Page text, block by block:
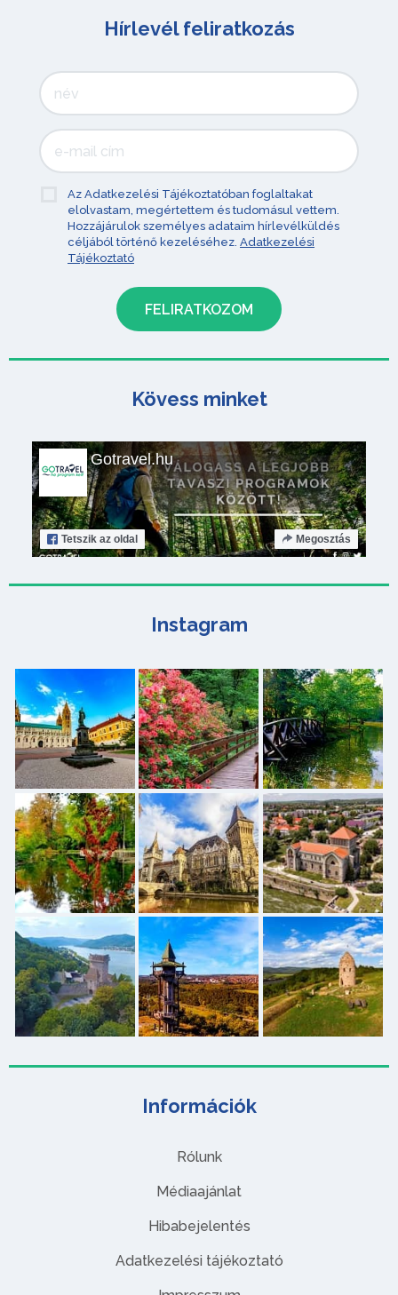
Információk
Rólunk
Médiaajánlat
Hibabejelentés
Adatkezelési tájékoztató
Hírlevél feliratkozás
Az Adatkezelési Tájékoztatóban foglaltakat
elolvastam, megértettem és tudomásul vettem.
Hozzájárulok személyes adataim hírlevélküldés
céljából történő kezeléséhez. Adatkezelési
Tájékoztató
Kövess minket
Gotravel.hu
Tetszik az oldal Megosztás
Instagram